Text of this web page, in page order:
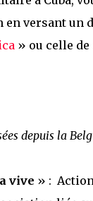
en versant un
» ou celle de
depuis la
vive » :